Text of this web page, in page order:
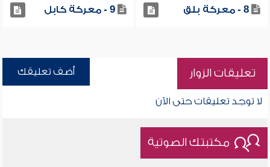
8 - معركة بلق 9 - معركة كابل
تعليقات الزوار أضف تعليقك
لا توجد تعليقات حتى الآن
مكتبتك الصوتية